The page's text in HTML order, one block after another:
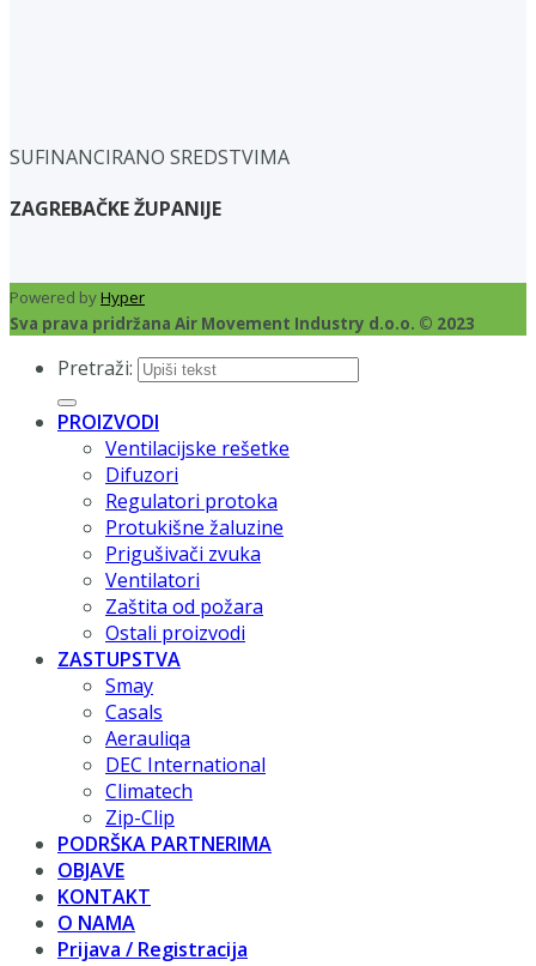
SUFINANCIRANO SREDSTVIMA
ZAGREBAČKE ŽUPANIJE
Powered byHyper
Sva prava pridržana Air Movement Industry d.o.o. © 2023
Pretraži:
PROIZVODI
Ventilacijske rešetke
Difuzori
Regulatori protoka
Protukišne žaluzine
Prigušivači zvuka
Ventilatori
Zaštita od požara
Ostali proizvodi
ZASTUPSTVA
Smay
Casals
Aerauliqa
DEC International
Climatech
Zip-Clip
PODRŠKA PARTNERIMA
OBJAVE
KONTAKT
O NAMA
Prijava / Registracija